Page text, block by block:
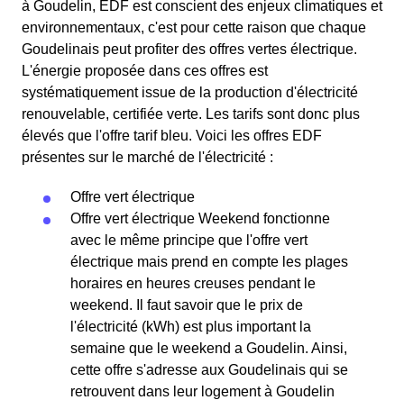
à Goudelin, EDF est conscient des enjeux climatiques et
environnementaux, c'est pour cette raison que chaque
Goudelinais peut profiter des offres vertes électrique.
L'énergie proposée dans ces offres est
systématiquement issue de la production d'électricité
renouvelable, certifiée verte. Les tarifs sont donc plus
élevés que l'offre tarif bleu. Voici les offres EDF
présentes sur le marché de l'électricité :
Offre vert électrique
Offre vert électrique Weekend fonctionne
avec le même principe que l'offre vert
électrique mais prend en compte les plages
horaires en heures creuses pendant le
weekend. Il faut savoir que le prix de
l'électricité (kWh) est plus important la
semaine que le weekend a Goudelin. Ainsi,
cette offre s'adresse aux Goudelinais qui se
retrouvent dans leur logement à Goudelin